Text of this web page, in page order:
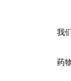
我
药